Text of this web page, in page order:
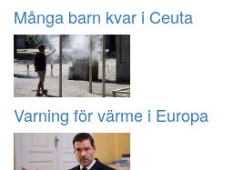
Många barn kvar i Ceuta
Varning för värme i Europa